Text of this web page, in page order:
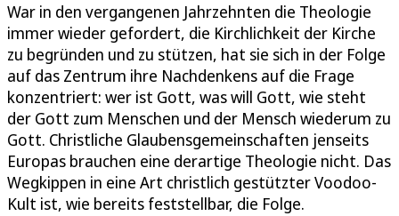
War in den vergangenen Jahrzehnten die Theologie
immer wieder gefordert, die Kirchlichkeit der Kirche
zu begründen und zu stützen, hat sie sich in der Folge
auf das Zentrum ihre Nachdenkens auf die Frage
konzentriert: wer ist Gott, was will Gott, wie steht
der Gott zum Menschen und der Mensch wiederum zu
Gott. Christliche Glaubensgemeinschaften jenseits
Europas brauchen eine derartige Theologie nicht. Das
Wegkippen in eine Art christlich gestützter Voodoo-
Kult ist, wie bereits feststellbar, die Folge.